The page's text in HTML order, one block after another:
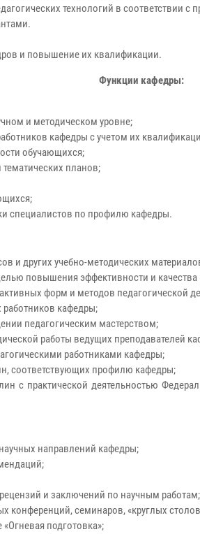
технологий в соответствии с
и повышение их квалификации.
Функции кафедры:
и методическом уровне;
кафедры с учетом их
обучающихся;
планов;
специалистов по профилю кафедры.
и других учебно-методических
повышения эффективности и
форм и методов педагогической
работников кафедры;
педагогическим мастерством;
работы ведущих преподавателей
работниками кафедры;
соответствующих профилю кафедры;
с практической деятельностью
направлений кафедры;
и заключений по научным работам;
конференций, семинаров, «круглых
подготовка»;